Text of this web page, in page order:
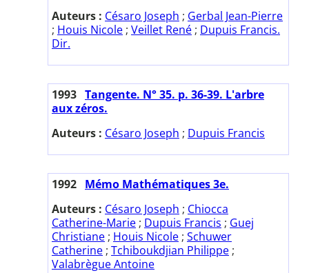
Auteurs : Césaro Joseph ; Gerbal Jean-Pierre
; Houis Nicole ; Veillet René ; Dupuis Francis.
Dir.
1993 Tangente. N° 35. p. 36-39. L'arbre
aux zéros.
Auteurs : Césaro Joseph ; Dupuis Francis
1992 Mémo Mathématiques 3e.
Auteurs : Césaro Joseph ; Chiocca
Catherine-Marie ; Dupuis Francis ; Guej
Christiane ; Houis Nicole ; Schuwer
Catherine ; Tchiboukdjian Philippe ;
Valabrègue Antoine